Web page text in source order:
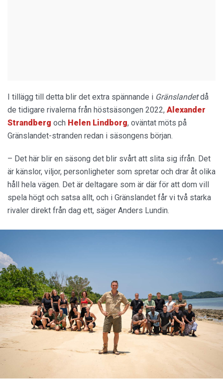
I tillägg till detta blir det extra spännande i Gränslandetdå
de tidigare rivalerna från höstsäsongen 2022, Alexander
Strandberg och Helen Lindborg, oväntat möts på
Gränslandet-stranden redan i säsongens början.
– Det här blir en säsong det blir svårt att slita sig ifrån. Det
är känslor, viljor, personligheter som spretar och drar åt olika
håll hela vägen. Det är deltagare som är där för att dom vill
spela högt och satsa allt, och i Gränslandet får vi två starka
rivaler direkt från dag ett, säger Anders Lundin.